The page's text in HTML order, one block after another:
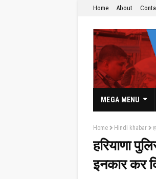
Home About
The Hindi News
MEGA MENU
Home Hindi khabar
हरियाणा
इनकार कर